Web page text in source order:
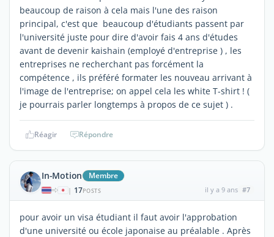
beaucoup de raison à cela mais l'une des raison
principal, c'est que beaucoup d'étudiants passent par
l'université juste pour dire d'avoir fais 4 ans d'études
avant de devenir kaishain (employé d'entreprise ) , les
entreprises ne recherchant pas forcément la
compétence , ils préféré formater les nouveau arrivant à
l'image de l'entreprise; on appel cela les white T-shirt ! (
je pourrais parler longtemps à propos de ce sujet ) .
Réagir Répondre
In-Motion Membre
| 17POSTS il y a 9 ans #7
pour avoir un visa étudiant il faut avoir l'approbation
d'une université ou école japonaise au préalable . Après